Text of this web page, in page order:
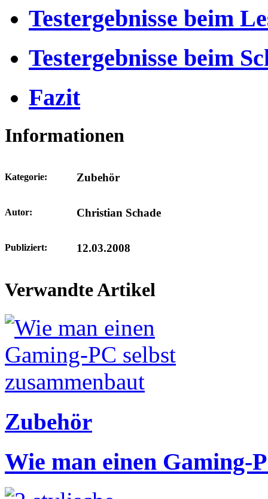
Testergebnisse beim
Testergebnisse beim
Fazit
Informationen
Kategorie: Zubehör
Autor: Christian Schade
Publiziert: 12.03.2008
Verwandte Artikel
Zubehör
Wie man einen Gaming-